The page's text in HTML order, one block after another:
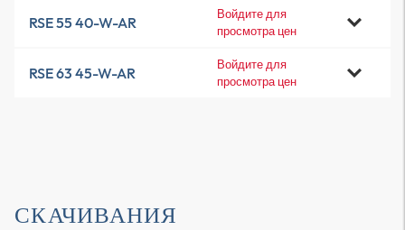
RSE 55 40-W-AR
Войдите для
просмотра цен
RSE 63 45-W-AR
Войдите для
просмотра цен
СКАЧИВАНИЯ